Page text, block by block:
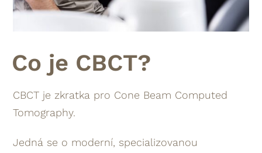
Co je CBCT?
CBCT je zkratka pro Cone Beam Computed
Tomography.
Jedná se o moderní, specializovanou